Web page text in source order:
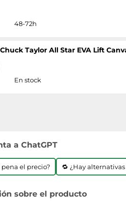
48-72h
Taylor All Star EVA Lift
En stock
a ChatGPT
pena el precio? 🔁 ¿Hay
sobre el producto